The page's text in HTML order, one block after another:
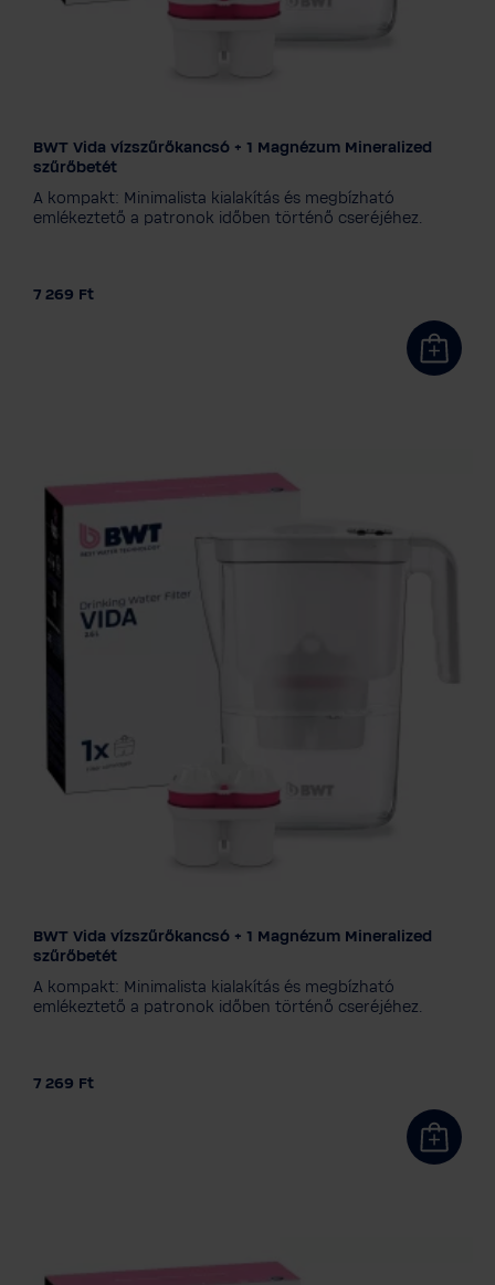
Színválaszték
BWT Vida vízszűrőkancsó + 1 Magnézum Mineralized
szűrőbetét
A kompakt: Minimalista kialakítás és megbízható
emlékeztető a patronok időben történő cseréjéhez.
7 269 Ft
Színválaszték
BWT Vida vízszűrőkancsó + 1 Magnézum Mineralized
szűrőbetét
A kompakt: Minimalista kialakítás és megbízható
emlékeztető a patronok időben történő cseréjéhez.
7 269 Ft